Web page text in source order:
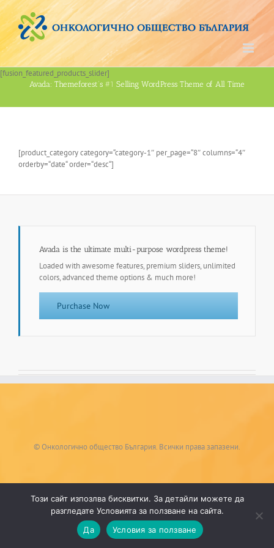
Skip
to
content
[fusion_featured_products_slider]
Avada: Themeforest’s #1 Selling WordPress Theme of All Time
[product_category category=“category-1″ per_page=“8″ columns=“4″
orderby=“date“ order=“desc“]
Avada is the ultimate multi-purpose wordpress theme!
Loaded with awesome features, premium sliders, unlimited
colors, advanced theme options & much more!
Purchase Now
© Онкологично общество България. Всички права запазени.
Този сайт изпозлва бисквитки. За детайли можете да
разгледате Условията за ползване на сайта.
Да
Условия за ползване